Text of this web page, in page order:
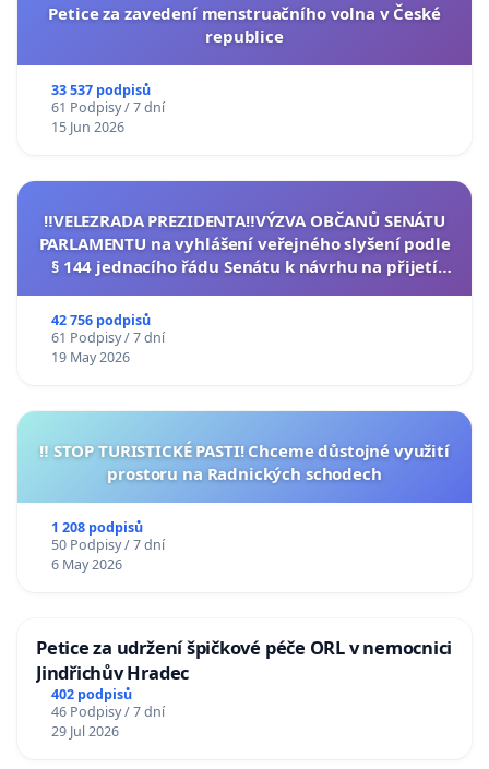
Petice za zavedení menstruačního volna v České
republice
33 537 podpisů
61 Podpisy / 7 dní
15 Jun 2026
‼️VELEZRADA PREZIDENTA‼️VÝZVA OBČANŮ SENÁTU
PARLAMENTU na vyhlášení veřejného slyšení podle
§ 144 jednacího řádu Senátu k návrhu na přijetí
42 756 podpisů
61 Podpisy / 7 dní
19 May 2026
‼️ STOP TURISTICKÉ PASTI! Chceme důstojné využití
prostoru na Radnických schodech
1 208 podpisů
50 Podpisy / 7 dní
6 May 2026
Petice za udržení špičkové péče ORL v nemocnici
Jindřichův Hradec
402 podpisů
46 Podpisy / 7 dní
29 Jul 2026